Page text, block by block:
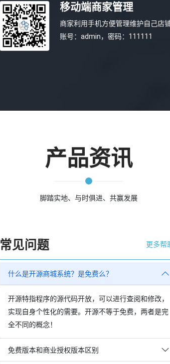
移动端商家管理
商家利用手机方便管理维护自己店
账号：admin，密码：111111
产品资讯
脚踏实地、与时俱进、共赢发展
常见问题 更多帮
什么是开源商城系统？是免费么？
开源特指程序的源代码开放，可以进行查阅和修改，
实现自身个性化的需要。开源不等于免费，两者是完
全不同的概念！
免费版本和商业授权版本区别